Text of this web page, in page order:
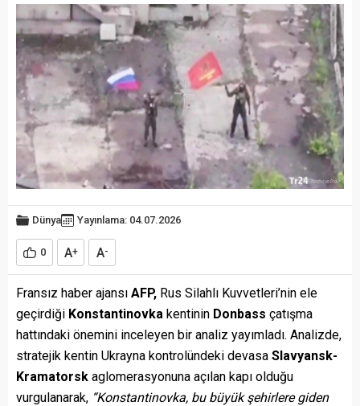
Dünya Yayınlama: 04.07.2026
0 A+ A-
Fransız haber ajansı AFP, Rus Silahlı Kuvvetleri’nin ele
geçirdiği Konstantinovka kentinin Donbass çatışma
hattındaki önemini inceleyen bir analiz yayımladı. Analizde,
stratejik kentin Ukrayna kontrolündeki devasa Slavyansk-
Kramatorsk aglomerasyonuna açılan kapı olduğu
vurgulanarak, “Konstantinovka, bu büyük şehirlere giden